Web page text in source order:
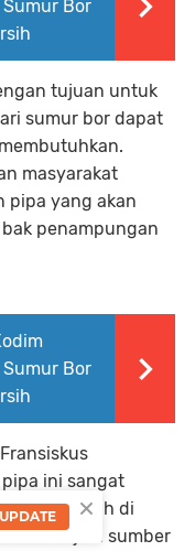
Bor
tujuan untuk
sumur bor dapat
masyarakat
pipa yang akan
penampungan
Bor
ini sangat
air bersih di
ini menjadi sumber
×
UPDATE